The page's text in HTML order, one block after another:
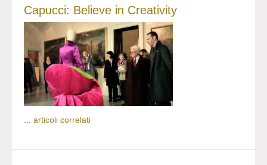
Capucci: Believe in Creativity
articoli correlati